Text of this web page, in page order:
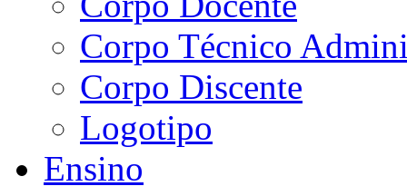
Corpo Técnico
Corpo Discente
Logotipo
Ensino